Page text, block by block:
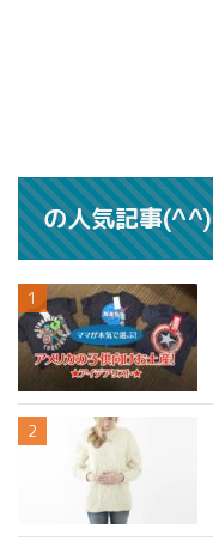
の人気記事(^^)